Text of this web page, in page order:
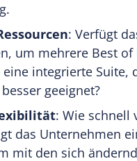
: Verfügt
um mehrere Best
integrierte
geeignet?
: Wie schnell
das Unternehmen
mit den sich